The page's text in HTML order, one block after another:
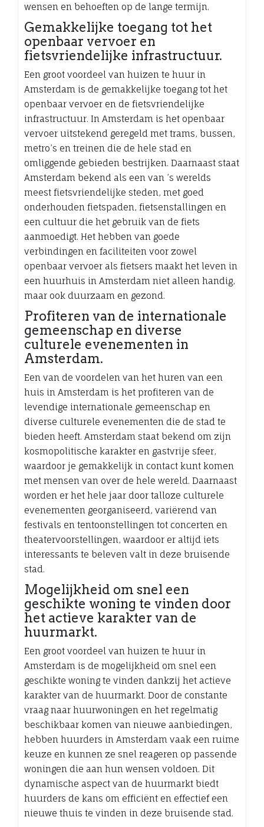
wensen en behoeften op de lange termijn.
Gemakkelijke toegang tot het
openbaar vervoer en
fietsvriendelijke infrastructuur.
Een groot voordeel van huizen te huur in
Amsterdam is de gemakkelijke toegang tot het
openbaar vervoer en de fietsvriendelijke
infrastructuur. In Amsterdam is het openbaar
vervoer uitstekend geregeld met trams, bussen,
metro’s en treinen die de hele stad en
omliggende gebieden bestrijken. Daarnaast staat
Amsterdam bekend als een van ’s werelds
meest fietsvriendelijke steden, met goed
onderhouden fietspaden, fietsenstallingen en
een cultuur die het gebruik van de fiets
aanmoedigt. Het hebben van goede
verbindingen en faciliteiten voor zowel
openbaar vervoer als fietsers maakt het leven in
een huurhuis in Amsterdam niet alleen handig,
maar ook duurzaam en gezond.
Profiteren van de internationale
gemeenschap en diverse
culturele evenementen in
Amsterdam.
Een van de voordelen van het huren van een
huis in Amsterdam is het profiteren van de
levendige internationale gemeenschap en
diverse culturele evenementen die de stad te
bieden heeft. Amsterdam staat bekend om zijn
kosmopolitische karakter en gastvrije sfeer,
waardoor je gemakkelijk in contact kunt komen
met mensen van over de hele wereld. Daarnaast
worden er het hele jaar door talloze culturele
evenementen georganiseerd, variërend van
festivals en tentoonstellingen tot concerten en
theatervoorstellingen, waardoor er altijd iets
interessants te beleven valt in deze bruisende
stad.
Mogelijkheid om snel een
geschikte woning te vinden door
het actieve karakter van de
huurmarkt.
Een groot voordeel van huizen te huur in
Amsterdam is de mogelijkheid om snel een
geschikte woning te vinden dankzij het actieve
karakter van de huurmarkt. Door de constante
vraag naar huurwoningen en het regelmatig
beschikbaar komen van nieuwe aanbiedingen,
hebben huurders in Amsterdam vaak een ruime
keuze en kunnen ze snel reageren op passende
woningen die aan hun wensen voldoen. Dit
dynamische aspect van de huurmarkt biedt
huurders de kans om efficiënt en effectief een
nieuwe thuis te vinden in deze bruisende stad.